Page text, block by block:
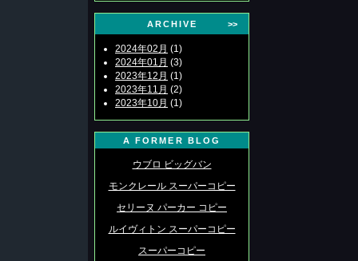
ARCHIVE >>
2024年02月 (1)
2024年01月 (3)
2023年12月 (1)
2023年11月 (2)
2023年10月 (1)
A FORMER BLOG
ウブロ ビッグバン
モンクレール スーパーコピー
セリーヌ パーカー コピー
ルイヴィトン スーパーコピー
スーパーコピー